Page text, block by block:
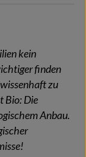
kein
finden
zu
Bio: Die
Anbau.